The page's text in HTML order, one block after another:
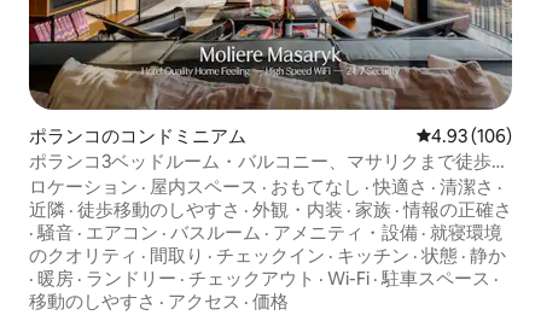
ポランコのコンドミニアム レビュー106
4.93 (106)
ポランコ3ベッドルーム・バルコニー、マサリクまで徒歩圏
内
ロケーション · 屋内スペース · おもてなし ·快適さ · 清潔さ ·
近隣 · 徒歩移動のしやすさ · 外観・内装 · 家族 ·情報の正確さ
·騒音 · エアコン · バスルーム · アメニティ・設備 · 就寝環境
のクオリティ · 間取り · チェックイン · キッチン · 状態 · 静か
· 暖房 · ランドリー · チェックアウト · Wi-Fi ·駐車スペース ·
移動のしやすさ · アクセス · 価格